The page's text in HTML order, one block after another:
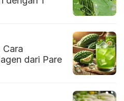
dari Pare